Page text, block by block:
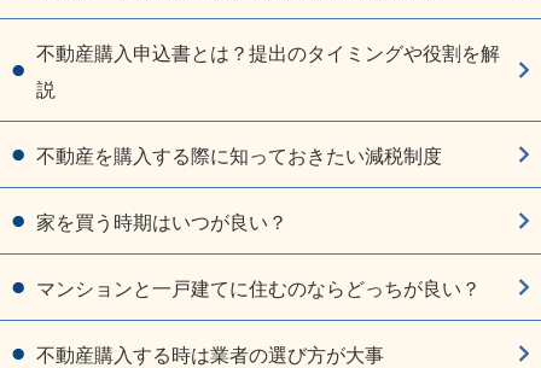
不動産購入申込書とは？提出のタイミングや役割を解
説
不動産を購入する際に知っておきたい減税制度
家を買う時期はいつが良い？
マンションと一戸建てに住むのならどっちが良い？
不動産購入する時は業者の選び方が大事